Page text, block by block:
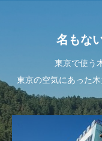
名もな
東京で使う
東京の空気にあった